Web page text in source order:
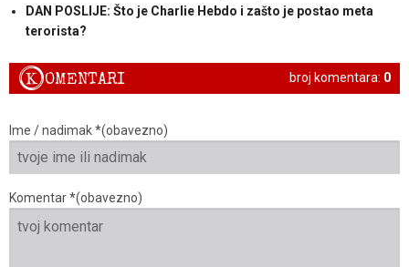
DAN POSLIJE: Što je Charlie Hebdo i zašto je postao meta
terorista?
broj komentara: 0
KOMENTARI
Ime / nadimak *(obavezno)
Komentar *(obavezno)